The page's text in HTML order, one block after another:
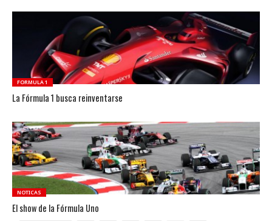
FORMULA 1
La Fórmula 1 busca reinventarse
NOTICAS
El show de la Fórmula Uno